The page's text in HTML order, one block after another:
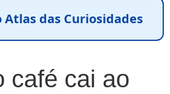
Atlas das Curiosidades
café cai ao